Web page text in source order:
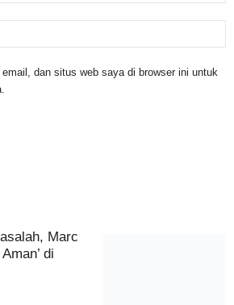
dan situs web saya di browser ini untuk
Marc
di